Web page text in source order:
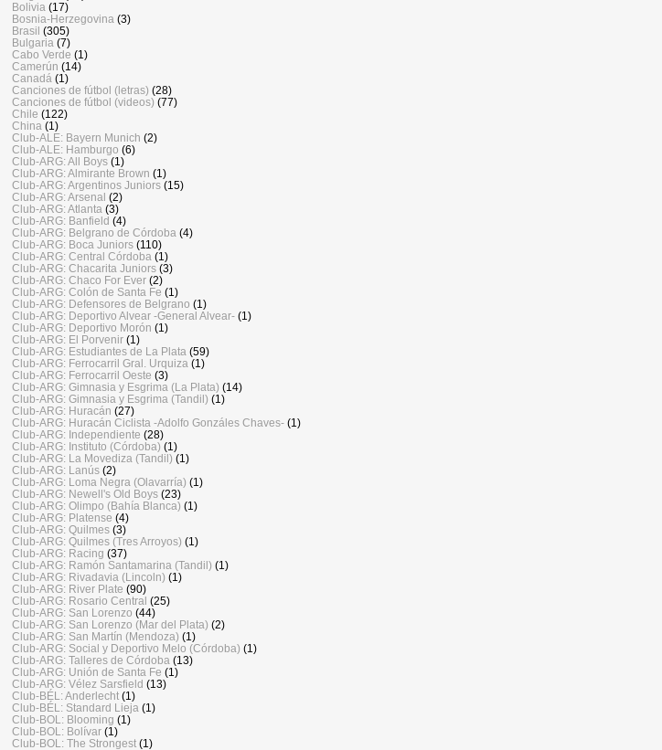
Bolivia (17)
Bosnia-Herzegovina (3)
Brasil (305)
Bulgaria (7)
Cabo Verde (1)
Camerún (14)
Canadá (1)
Canciones de fútbol (letras) (28)
Canciones de fútbol (videos) (77)
Chile (122)
China (1)
Club-ALE: Bayern Munich (2)
Club-ALE: Hamburgo (6)
Club-ARG: All Boys (1)
Club-ARG: Almirante Brown (1)
Club-ARG: Argentinos Juniors (15)
Club-ARG: Arsenal (2)
Club-ARG: Atlanta (3)
Club-ARG: Banfield (4)
Club-ARG: Belgrano de Córdoba (4)
Club-ARG: Boca Juniors (110)
Club-ARG: Central Córdoba (1)
Club-ARG: Chacarita Juniors (3)
Club-ARG: Chaco For Ever (2)
Club-ARG: Colón de Santa Fe (1)
Club-ARG: Defensores de Belgrano (1)
Club-ARG: Deportivo Alvear -General Alvear- (1)
Club-ARG: Deportivo Morón (1)
Club-ARG: El Porvenir (1)
Club-ARG: Estudiantes de La Plata (59)
Club-ARG: Ferrocarril Gral. Urquiza (1)
Club-ARG: Ferrocarril Oeste (3)
Club-ARG: Gimnasia y Esgrima (La Plata) (14)
Club-ARG: Gimnasia y Esgrima (Tandil) (1)
Club-ARG: Huracán (27)
Club-ARG: Huracán Ciclista -Adolfo Gonzáles Chaves- (1)
Club-ARG: Independiente (28)
Club-ARG: Instituto (Córdoba) (1)
Club-ARG: La Movediza (Tandil) (1)
Club-ARG: Lanús (2)
Club-ARG: Loma Negra (Olavarría) (1)
Club-ARG: Newell's Old Boys (23)
Club-ARG: Olimpo (Bahía Blanca) (1)
Club-ARG: Platense (4)
Club-ARG: Quilmes (3)
Club-ARG: Quilmes (Tres Arroyos) (1)
Club-ARG: Racing (37)
Club-ARG: Ramón Santamarina (Tandil) (1)
Club-ARG: Rivadavia (Lincoln) (1)
Club-ARG: River Plate (90)
Club-ARG: Rosario Central (25)
Club-ARG: San Lorenzo (44)
Club-ARG: San Lorenzo (Mar del Plata) (2)
Club-ARG: San Martín (Mendoza) (1)
Club-ARG: Social y Deportivo Melo (Córdoba) (1)
Club-ARG: Talleres de Córdoba (13)
Club-ARG: Unión de Santa Fe (1)
Club-ARG: Vélez Sarsfield (13)
Club-BÉL: Anderlecht (1)
Club-BÉL: Standard Lieja (1)
Club-BOL: Blooming (1)
Club-BOL: Bolívar (1)
Club-BOL: The Strongest (1)